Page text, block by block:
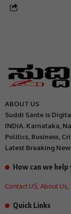
ABOUT US
Suddi Sante is
INDIA. Karnataka,
Politics, Business,
Latest Breaking
How can we help
Contact US About Us
Quick Links